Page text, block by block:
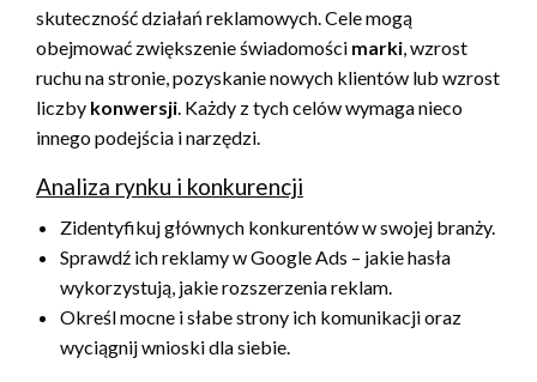
skuteczność działań reklamowych. Cele mogą
obejmować zwiększenie świadomości marki, wzrost
ruchu na stronie, pozyskanie nowych klientów lub wzrost
liczby konwersji. Każdy z tych celów wymaga nieco
innego podejścia i narzędzi.
Analiza rynku i konkurencji
Zidentyfikuj głównych konkurentów w swojej branży.
Sprawdź ich reklamy w Google Ads – jakie hasła
wykorzystują, jakie rozszerzenia reklam.
Określ mocne i słabe strony ich komunikacji oraz
wyciągnij wnioski dla siebie.